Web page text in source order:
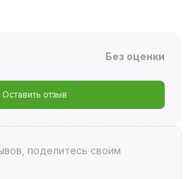
Без оценки
Оставить отзыв
поделитесь своим